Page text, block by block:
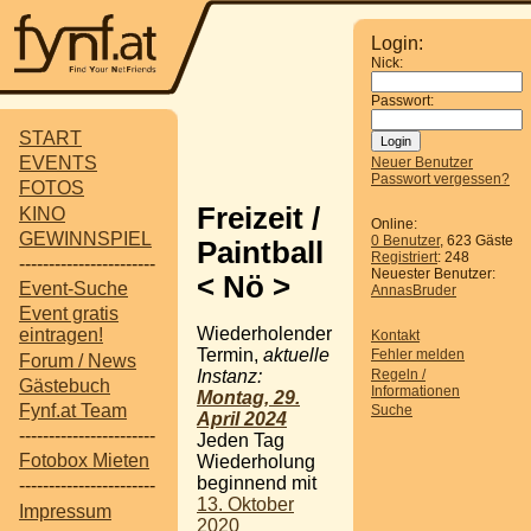
START
EVENTS
FOTOS
KINO
GEWINNSPIEL
-----------------------
Event-Suche
Event gratis
eintragen!
Forum / News
Gästebuch
Fynf.at Team
-----------------------
Fotobox Mieten
-----------------------
Impressum
Login:
Nick:
Passwort:
Neuer Benutzer
Passwort vergessen?
Online:
0 Benutzer, 623 Gäste
Registriert: 248
Neuester Benutzer:
AnnasBruder
Kontakt
Fehler melden
Regeln /
Informationen
Suche
Freizeit /
Paintball
< Nö >
Wiederholender
Termin, aktuelle
Instanz:
Montag, 29.
April 2024
Jeden Tag
Wiederholung
beginnend mit
13. Oktober
2020